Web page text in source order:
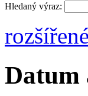
Hledaný výraz:
Datum